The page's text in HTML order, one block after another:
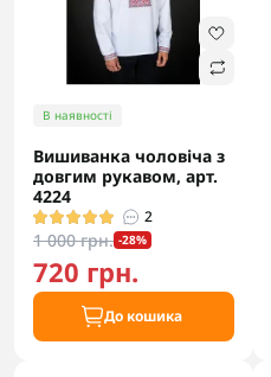
В наявності
Вишиванка чоловіча з
довгим рукавом, арт.
4224
2
1 000 грн. -28%
720 грн.
До кошика